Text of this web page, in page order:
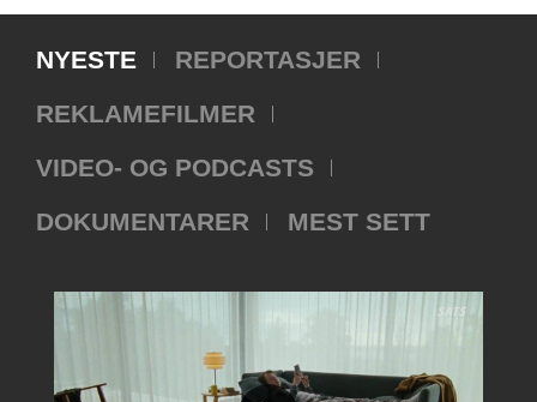
NYESTE
REPORTASJER
REKLAMEFILMER
VIDEO- OG PODCASTS
DOKUMENTARER
MEST SETT